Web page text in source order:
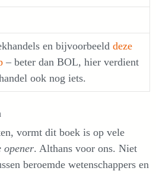
en bijvoorbeeld deze
– beter dan BOL, hier verdient
ook nog iets.
vormt dit boek is op vele
opener. Althans voor ons. Niet
beroemde wetenschappers en